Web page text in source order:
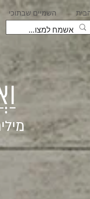
השמיים שבתוכי